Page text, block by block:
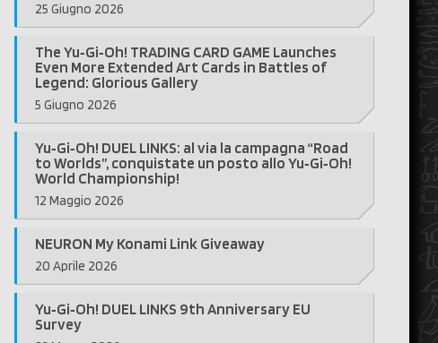
25 Giugno 2026
The Yu‑Gi‑Oh! TRADING CARD GAME Launches
Even More Extended Art Cards in Battles of
Legend: Glorious Gallery
5 Giugno 2026
Yu‑Gi‑Oh! DUEL LINKS: al via la campagna “Road
to Worlds”, conquistate un posto allo Yu‑Gi‑Oh!
World Championship!
12 Maggio 2026
NEURON My Konami Link Giveaway
20 Aprile 2026
Yu‑Gi‑Oh! DUEL LINKS 9th Anniversary EU
Survey